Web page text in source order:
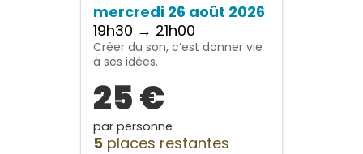
mercredi 26 août 2026
19h30 → 21h00
Créer du son, c’est donner vie
à ses idées.
25 €
par personne
5 places restantes